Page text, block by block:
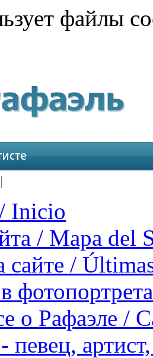
файлы
Inicio
/ Mapa del
сайте /
о Рафаэле /
певец,